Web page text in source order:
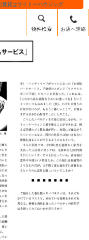
貸はサイトーハウジング
物件検索 お店へ連絡